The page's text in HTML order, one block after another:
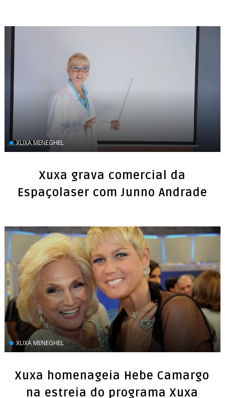
XUXA MENEGHEL
Xuxa grava comercial da
Espaçolaser com Junno Andrade
XUXA MENEGHEL
Xuxa homenageia Hebe Camargo
na estreia do programa Xuxa